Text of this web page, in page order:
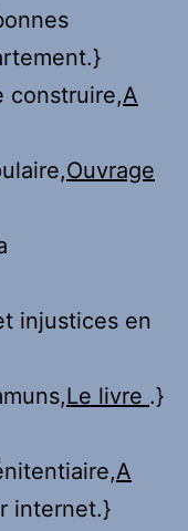
construire,A
Ouvrage
injustices en
Le livre .}
A
internet.}